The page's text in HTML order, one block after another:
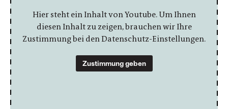
Hier steht ein Inhalt von Youtube. Um Ihnen
diesen Inhalt zu zeigen, brauchen wir Ihre
Zustimmung bei den Datenschutz-Einstellungen.
Zustimmung geben